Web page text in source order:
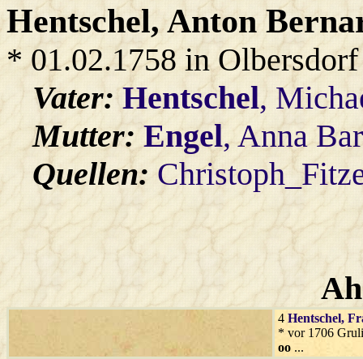
Hentschel, Anton
* 01.02.1758 in Olbersdorf
Vater:Hentschel,
Mutter: Engel, Anna
Quellen:
4 Hentschel,
* vor 1706
oo ...